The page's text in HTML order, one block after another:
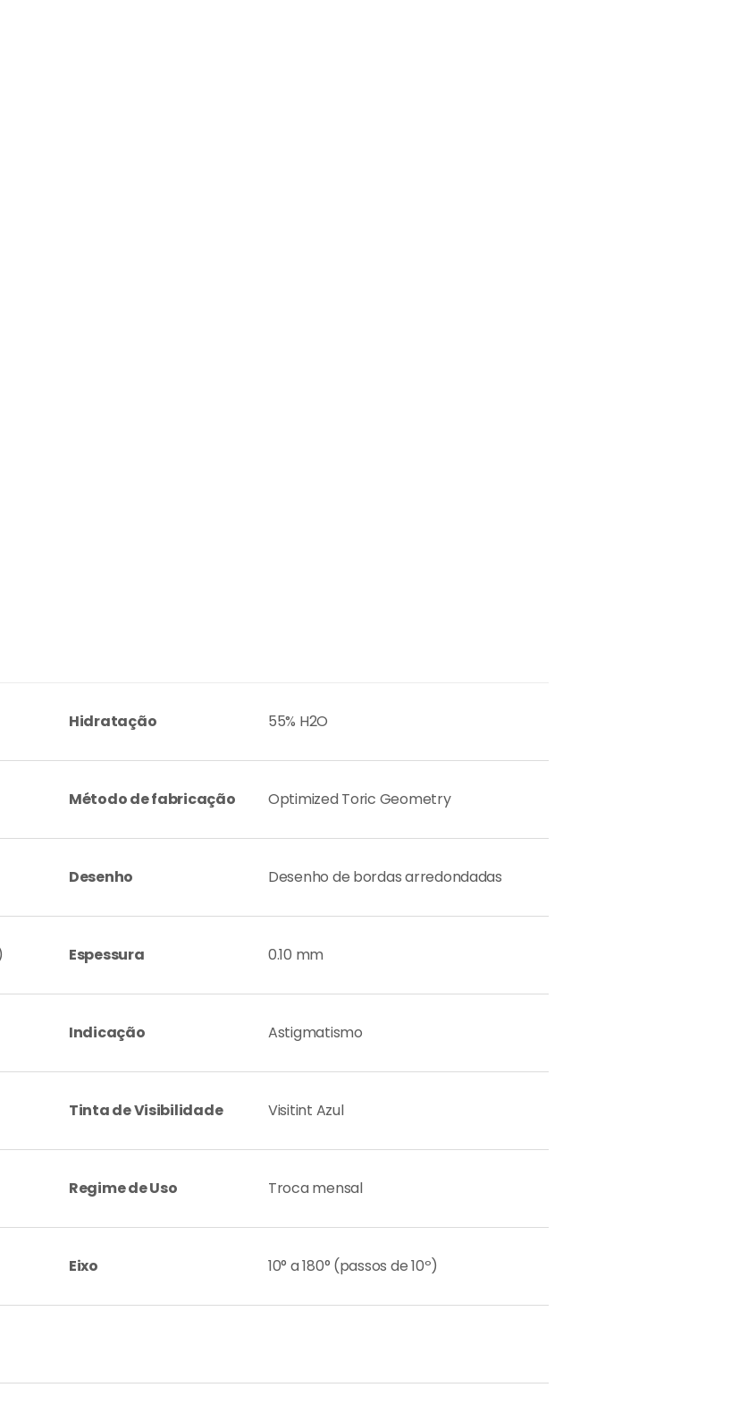
Hidratação 55% H2O
Método de fabricação Optimized Toric Geometry
Desenho Desenho de bordas arredondadas
Espessura 0.10 mm
Indicação Astigmatismo
Tinta de Visibilidade Visitint Azul
Regime de Uso Troca mensal
Eixo 10° a 180° (passos de 10º)